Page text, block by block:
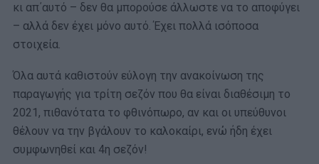
κι απ΄αυτό – δεν θα μπορούσε άλλωστε να το αποφύγει
– αλλά δεν έχει μόνο αυτό. Έχει πολλά ισόποσα
στοιχεία.
Όλα αυτά καθιστούν εύλογη την ανακοίνωση της
παραγωγής για τρίτη σεζόν που θα είναι διαθέσιμη το
2021, πιθανότατα το φθινόπωρο, αν και οι υπεύθυνοι
θέλουν να την βγάλουν το καλοκαίρι, ενώ ήδη έχει
συμφωνηθεί και 4η σεζόν!